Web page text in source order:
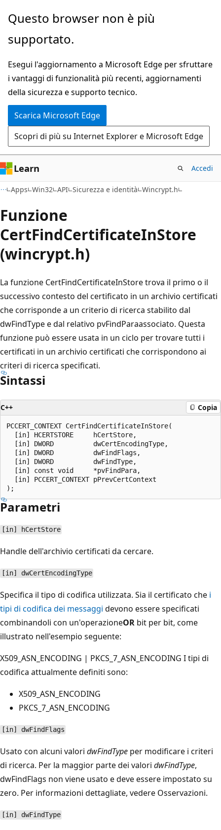
Ignora
passa
contenuto
principale
Questo browser non è più
supportato.
Esegui l'aggiornamento a Microsoft Edge per sfruttare
i vantaggi di funzionalità più recenti, aggiornamenti
della sicurezza e supporto tecnico.
Scarica Microsoft Edge
Scopri di più su Internet Explorer e Microsoft Edge
Learn Accedi
Apps Win32 API Sicurezza e identità Wincrypt.h
Funzione
CertFindCertificateInStore
(wincrypt.h)
La funzione CertFindCertificateInStoretrova il primo o il
successivo contesto del certificato in un archivio certificati
che corrisponde a un criterio di ricerca stabilito dal
dwFindTypee dal relativo pvFindParaassociato. Questa
funzione può essere usata in un ciclo per trovare tutti i
certificati in un archivio certificati che corrispondono ai
criteri di ricerca specificati.
Sintassi
C++ Copia
PCCERT_CONTEXT CertFindCertificateInStore(
  [in] HCERTSTORE     hCertStore,
  [in] DWORD          dwCertEncodingType,
  [in] DWORD          dwFindFlags,
  [in] DWORD          dwFindType,
  [in] const void     *pvFindPara,
  [in] PCCERT_CONTEXT pPrevCertContext
Parametri
[in] hCertStore
Handle dell'archivio certificati da cercare.
[in] dwCertEncodingType
Specifica il tipo di codifica utilizzata. Sia il certificato che i
tipi di codifica dei messaggi devono essere specificati
combinandoli con un'operazioneOR bit per bit, come
illustrato nell'esempio seguente:
X509_ASN_ENCODING | PKCS_7_ASN_ENCODING I tipi di
codifica attualmente definiti sono:
X509_ASN_ENCODING
PKCS_7_ASN_ENCODING
[in] dwFindFlags
Usato con alcuni valori dwFindType per modificare i criteri
di ricerca. Per la maggior parte dei valori dwFindType,
dwFindFlags non viene usato e deve essere impostato su
zero. Per informazioni dettagliate, vedere Osservazioni.
[in] dwFindType